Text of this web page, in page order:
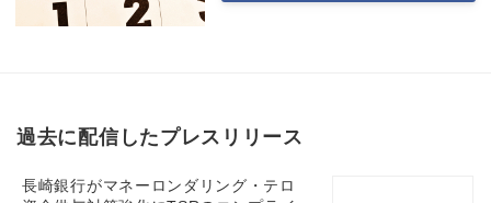
過去に配信したプレスリリース
長崎銀行がマネーロンダリング・テロ